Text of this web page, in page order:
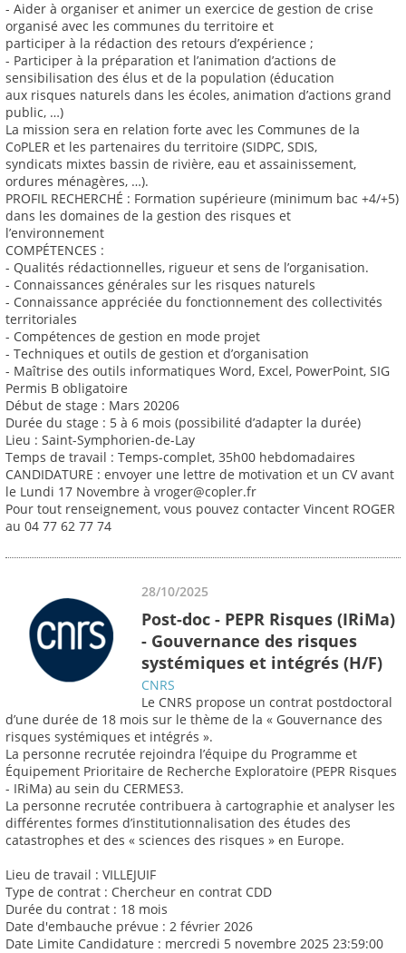
- Aider à organiser et animer un exercice de gestion de crise
organisé avec les communes du territoire et
participer à la rédaction des retours d’expérience ;
- Participer à la préparation et l’animation d’actions de
sensibilisation des élus et de la population (éducation
aux risques naturels dans les écoles, animation d’actions grand
public, …)
La mission sera en relation forte avec les Communes de la
CoPLER et les partenaires du territoire (SIDPC, SDIS,
syndicats mixtes bassin de rivière, eau et assainissement,
ordures ménagères, …).
PROFIL RECHERCHÉ : Formation supérieure (minimum bac +4/+5)
dans les domaines de la gestion des risques et
l’environnement
COMPÉTENCES :
- Qualités rédactionnelles, rigueur et sens de l’organisation.
- Connaissances générales sur les risques naturels
- Connaissance appréciée du fonctionnement des collectivités
territoriales
- Compétences de gestion en mode projet
- Techniques et outils de gestion et d’organisation
- Maîtrise des outils informatiques Word, Excel, PowerPoint, SIG
Permis B obligatoire
Début de stage : Mars 20206
Durée du stage : 5 à 6 mois (possibilité d’adapter la durée)
Lieu : Saint-Symphorien-de-Lay
Temps de travail : Temps-complet, 35h00 hebdomadaires
CANDIDATURE : envoyer une lettre de motivation et un CV avant
le Lundi 17 Novembre à vroger@copler.fr
Pour tout renseignement, vous pouvez contacter Vincent ROGER
au 04 77 62 77 74
28/10/2025
Post-doc - PEPR Risques (IRiMa)
- Gouvernance des risques
systémiques et intégrés (H/F)
CNRS
Le CNRS propose un contrat postdoctoral
d’une durée de 18 mois sur le thème de la « Gouvernance des
risques systémiques et intégrés ».
La personne recrutée rejoindra l’équipe du Programme et
Équipement Prioritaire de Recherche Exploratoire (PEPR Risques
- IRiMa) au sein du CERMES3.
La personne recrutée contribuera à cartographie et analyser les
différentes formes d’institutionnalisation des études des
catastrophes et des « sciences des risques » en Europe.
Lieu de travail : VILLEJUIF
Type de contrat : Chercheur en contrat CDD
Durée du contrat : 18 mois
Date d'embauche prévue : 2 février 2026
Date Limite Candidature : mercredi 5 novembre 2025 23:59:00